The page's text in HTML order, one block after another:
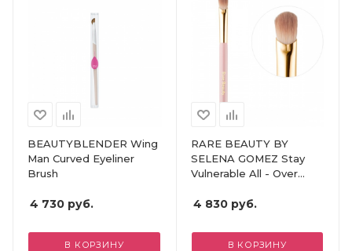
BEAUTYBLENDER Wing
Man Curved Eyeliner
Brush
4 730 руб.
В КОРЗИНУ
RARE BEAUTY BY
SELENA GOMEZ Stay
Vulnerable All - Over
4 830руб.
В КОРЗИНУ